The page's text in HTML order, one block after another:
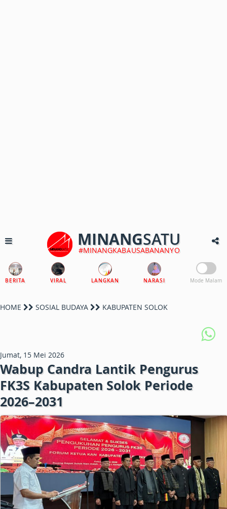
MINANGSATU
#MINANGKABAUSABANANYO
BERITA VIRAL LANGKAN NARASI Mode Malam
HOME SOSIAL BUDAYA KABUPATEN SOLOK
Jumat, 15 Mei 2026
Wabup Candra Lantik Pengurus
FK3S Kabupaten Solok Periode
2026–2031